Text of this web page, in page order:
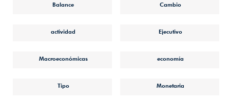
Balance Cambio
actividad Ejecutivo
Macroeconómicas economía
Tipo Monetaria